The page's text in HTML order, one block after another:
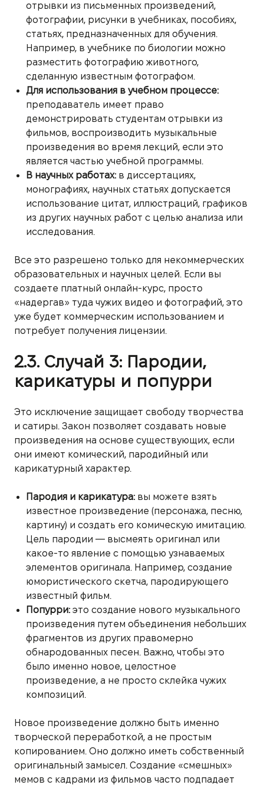
отрывки из письменных произведений,
фотографии, рисунки в учебниках, пособиях,
статьях, предназначенных для обучения.
Например, в учебнике по биологии можно
разместить фотографию животного,
сделанную известным фотографом.
Для использования в учебном процессе:
преподаватель имеет право
демонстрировать студентам отрывки из
фильмов, воспроизводить музыкальные
произведения во время лекций, если это
является частью учебной программы.
В научных работах:в диссертациях,
монографиях, научных статьях допускается
использование цитат, иллюстраций, графиков
из других научных работ с целью анализа или
исследования.
Все это разрешено только для некоммерческих
образовательных и научных целей. Если вы
создаете платный онлайн-курс, просто
«надергав» туда чужих видео и фотографий, это
уже будет коммерческим использованием и
потребует получения лицензии.
2.3. Случай 3: Пародии,
карикатуры и попурри
Это исключение защищает свободу творчества
и сатиры. Закон позволяет создавать новые
произведения на основе существующих, если
они имеют комический, пародийный или
карикатурный характер.
Пародия и карикатура:вы можете взять
известное произведение (персонажа, песню,
картину) и создать его комическую имитацию.
Цель пародии — высмеять оригинал или
какое-то явление с помощью узнаваемых
элементов оригинала. Например, создание
юмористического скетча, пародирующего
известный фильм.
Попурри:это создание нового музыкального
произведения путем объединения небольших
фрагментов из других правомерно
обнародованных песен. Важно, чтобы это
было именно новое, целостное
произведение, а не просто склейка чужих
композиций.
Новое произведение должно быть именно
творческой переработкой, а не простым
копированием. Оно должно иметь собственный
оригинальный замысел. Создание «смешных»
мемов с кадрами из фильмов часто подпадает